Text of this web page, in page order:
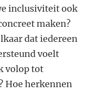
inclusiviteit ook
maken?
dat iedereen
voelt
volop tot
Hoe herkennen